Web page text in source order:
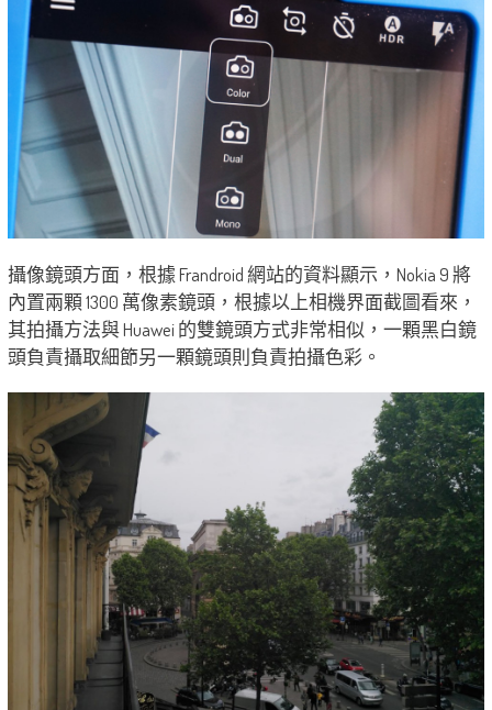
攝像鏡頭方面，根據 Frandroid 網站的資料顯示，Nokia 9 將
內置兩顆 1300 萬像素鏡頭，根據以上相機界面截圖看來，
其拍攝方法與 Huawei 的雙鏡頭方式非常相似，一顆黑白鏡
頭負責攝取細節另一顆鏡頭則負責拍攝色彩。